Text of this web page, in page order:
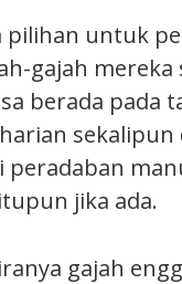
pilihan untuk
gajah mereka
berada pada
peradaban
jika ada.
gajah